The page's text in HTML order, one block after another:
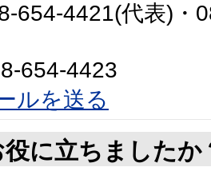
654-4421(代表)・
654-4423
ルを送る
に立ちましたか